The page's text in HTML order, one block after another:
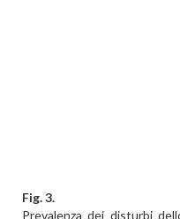
Fig. 3.
Prevalenza dei disturbi